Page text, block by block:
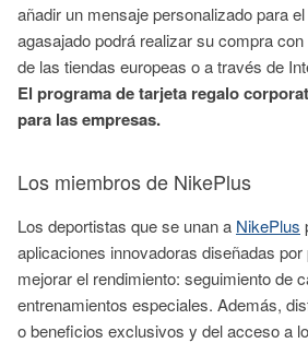
añadir un mensaje personalizado para
agasajado podrá realizar su compra
de las tiendas europeas o a través de
El programa de tarjeta regalo
para las empresas.
Los miembros de NikePlus
Los deportistas que se unan a NikePlus
aplicaciones innovadoras diseñadas
mejorar el rendimiento: seguimiento de
entrenamientos especiales. Además,
o beneficios exclusivos y del acceso a